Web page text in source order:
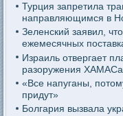
Турция запретила
направляющимся в
Зеленский заявил,
ежемесячных
Израиль отвергает
разоружения ХАМАСа
«Все напуганы,
придут»
Болгария вызвала